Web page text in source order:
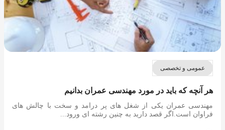
عمومی و تخصصی
هر آنچه که باید در مورد مهندسی عمران بدانیم
مهندسی عمران یکی از شغل های پر درامد و سخت با چالش های
فراوان است.اگر قصد دارید به چنین رشته ای ورود...